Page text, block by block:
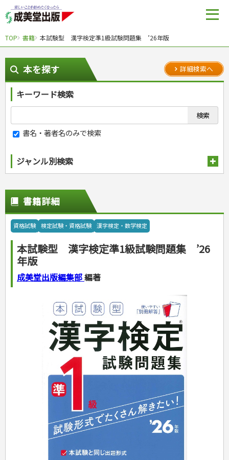
TOP 書籍 本試験型 漢字検定準1級試験問題集 ’26年版
本を探す 詳細検索へ
キーワード検索
書名・著者名のみで検索
ジャンル別検索
スポーツ
スポーツルール
野球
ゴルフ
ジュニアスポーツ
その他スポーツ
自然・アウトドア・ペット
アウトドア
犬・猫
園芸・野菜づくり
雑学
娯楽・ゲーム・占い
ナンプレ
ゲーム・マジック
家相・風水・占い
カルチャー・芸術・趣味
音楽・楽器
趣味・鑑賞・カメラ
絵画・デッサン
辞典
語学・旅行会話
運転免許
原付・二輪
普通免許
生活・暮らし
料理
料理・レシピ
各国料理
お弁当
調理器具クッキング
飲み物・お酒
手芸・クラフト
ソーイング
クラフト
インテリア・ハウジング
収納・掃除・暮らし
美容・ファッション
ダイエット・エクササイズ
着物・着つけ
冠婚葬祭・手紙・ペン字
手紙・ペン字
妊娠・出産・育児
健康と保育
家庭医学・健康
ツボ・マッサージ
家庭医学・病気
健康知識
栄養事典
看護・介護
看護一般
介護一般
保育・教育
パネルシアター
指導マニュアル
こどもの本
児童一般
おりがみ・あやとり
なぞなぞ・ゲーム
占い・心理ゲーム
読み物・絵本
音と光のでる絵本
学参・ドリル
夏休みドリル
総復習ドリル
自由研究・読書感想文
えんぴつちょう
就職活動
就職活動
就職試験
資格試験
漢字検定・数学検定
簿記検定
看護・薬学
ケアマネジャー
介護・社会福祉士
司法書士・社労士
行政書士・宅建
衛生管理・運行管理
建築・土木
電気・危険物
スキル・キャリアアップ
経営・経済・法律
マネー・株・資産
ビジネス・法律
簿記・経理・税金・保険
その他ビジネス
自己啓発
ビジネス読み物
旅行・歴史
国内・海外旅行
国外旅行
国内旅行
散歩・グルメ
地理・歴史
地理・地図
成美文庫
その他文庫
ダイアリー
プラチナダイアリー プレステージ
書籍詳細
資格試験 検定試験・資格試験 漢字検定・数学検定
本試験型 漢字検定準1級試験問題集 ’26
年版
成美堂出版編集部編著